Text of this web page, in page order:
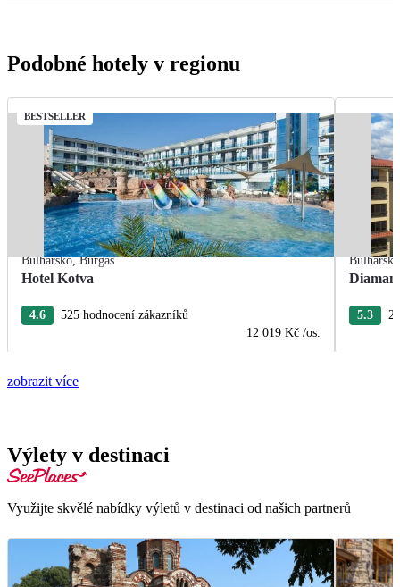
Podobné hotely v regionu
BESTSELLER
Bulharsko,Burgas
Hotel Kotva
4.6
525 hodnocení zákazníků
12 019 Kč /os.
Bulharsko
5.3
zobrazit více
Výlety v destinaci
Využijte skvělé nabídky výletů v destinaci od našich partnerů